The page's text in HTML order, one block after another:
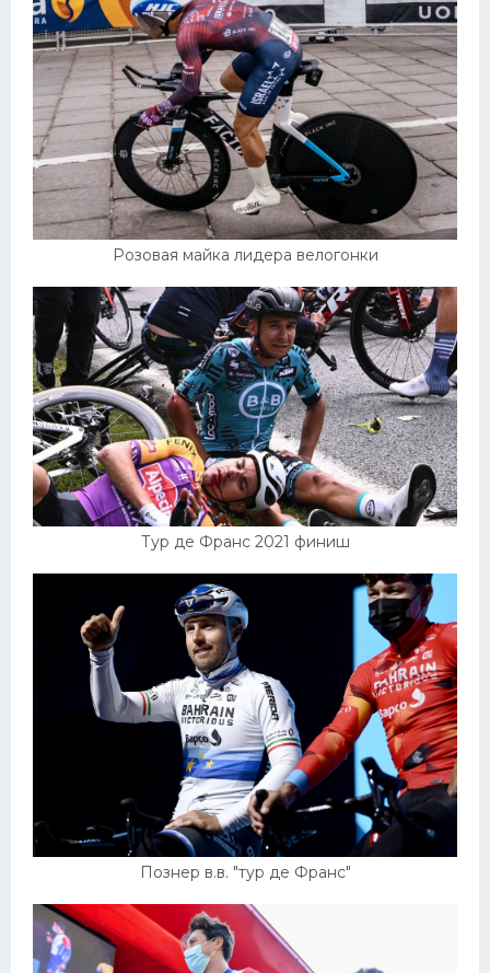
Розовая майка лидера велогонки
Тур де Франс 2021 финиш
Познер в.в. "тур де Франс"